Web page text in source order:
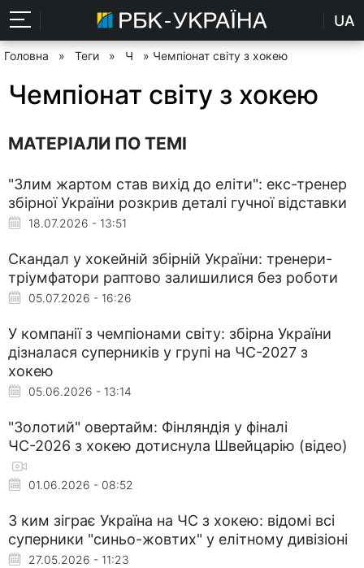
UA
Головна » Теги » Ч » Чемпіонат світу з хокею
Чемпіонат світу з хокею
МАТЕРІАЛИ ПО ТЕМІ
"Злим жартом став вихід до еліти": екс-тренер
збірної України розкрив деталі гучної відставки
18.07.2026 - 13:51
Скандал у хокейній збірній України: тренери-
тріумфатори раптово залишилися без роботи
05.07.2026 - 16:26
У компанії з чемпіонами світу: збірна України
дізналася суперників у групі на ЧС-2027 з
хокею
05.06.2026 - 13:14
"Золотий" овертайм: Фінляндія у фіналі
ЧС-2026 з хокею дотиснула Швейцарію (відео)
01.06.2026 - 08:52
З ким зіграє Україна на ЧС з хокею: відомі всі
суперники "синьо-жовтих" у елітному дивізіоні
27.05.2026 - 11:23